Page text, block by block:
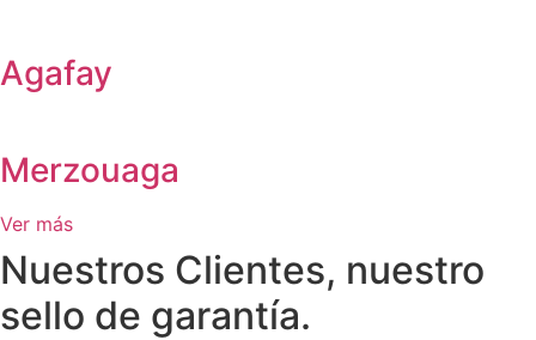
Agafay
Merzouaga
Ver más
Nuestros Clientes, nuestro
sello de garantía.